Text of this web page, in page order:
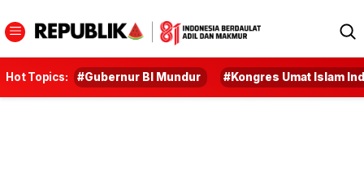
Hot Topics: #Gubernur BI Mundur #Kongres Umat Islam